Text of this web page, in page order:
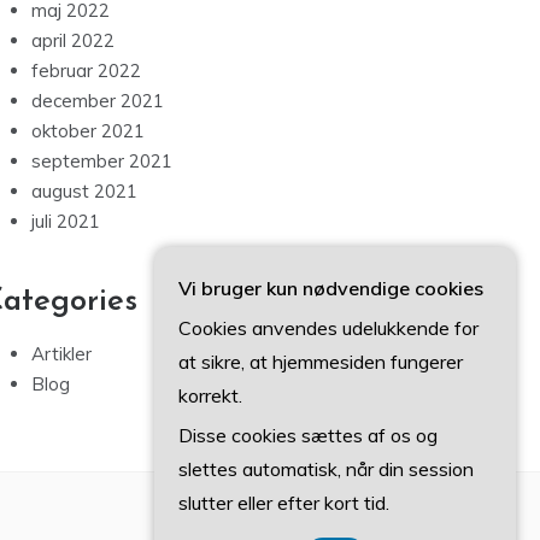
maj 2022
april 2022
februar 2022
december 2021
oktober 2021
september 2021
august 2021
juli 2021
Artikler
Blog
Vi bruger kun nødvendige cookies
Cookies anvendes udelukkende for
at sikre, at hjemmesiden fungerer
korrekt.
Disse cookies sættes af os og
slettes automatisk, når din session
slutter eller efter kort tid.